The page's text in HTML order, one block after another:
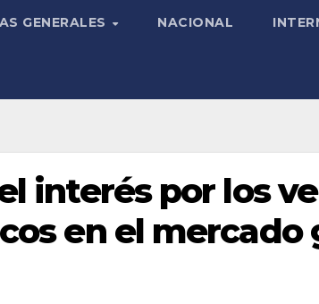
GENERALES NACIONAL
interés por los
en el mercado